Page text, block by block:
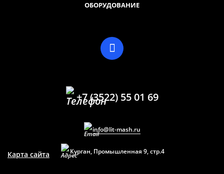
ОБОРУДОВАНИЕ
+7 (3522) 55 01 69
info@lit-mash.ru
Курган, Промышленная 9, стр.4
Карта сайта